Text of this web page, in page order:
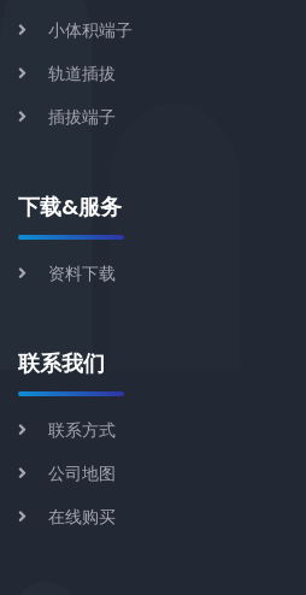
小体积端子
轨道插拔
插拔端子
下载&服务
资料下载
联系我们
联系方式
公司地图
在线购买